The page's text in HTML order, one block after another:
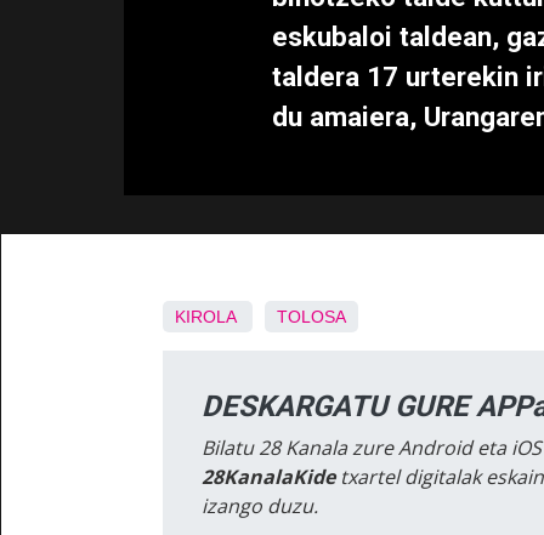
eskubaloi taldean,
taldera 17 urterekin
du amaiera,
KIROLA TOLOSA
DESKARGATU GURE
Bilatu 28 Kanala zure Android eta
28KanalaKidetxartel digitalak
izango duzu.